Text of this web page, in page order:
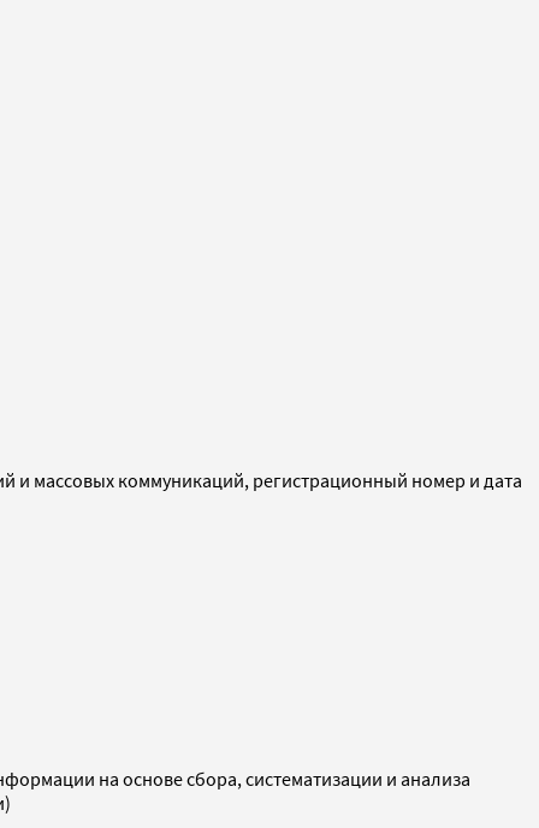
и массовых коммуникаций, регистрационный номер и дата
на основе сбора, систематизации и анализа